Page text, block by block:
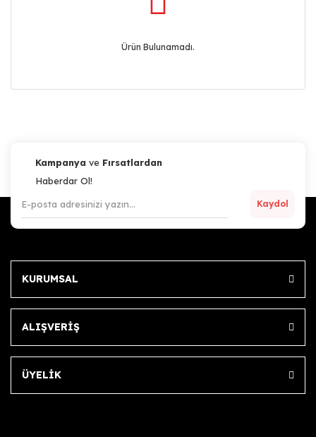
Ürün Bulunamadı.
Kampanya ve Fırsatlardan
Haberdar Ol!
Kaydol
KURUMSAL
ALIŞVERİŞ
ÜYELİK